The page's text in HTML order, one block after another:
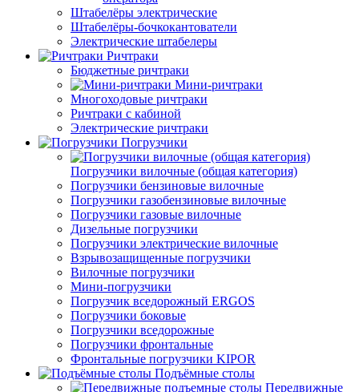
Штабелёры электрические
Штабелёры-бочкокантователи
Электрические штабелеры
Ричтраки
Бюджетные ричтраки
Мини-ричтраки
Многоходовые ричтраки
Ричтраки с кабиной
Электрические ричтраки
Погрузчики
Погрузчики вилочные (общая категория)
Погрузчики бензиновые вилочные
Погрузчики газобензиновые вилочные
Погрузчики газовые вилочные
Дизельные погрузчики
Погрузчики электрические вилочные
Взрывозащищенные погрузчики
Вилочные погрузчики
Мини-погрузчики
Погрузчик вседорожный ERGOS
Погрузчики боковые
Погрузчики вседорожные
Погрузчики фронтальные
Фронтальные погрузчики KIPOR
Подъёмные столы
Передвижные